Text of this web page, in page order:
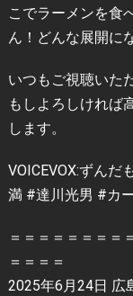
こでラーメンを食
ん！どんな展開に
いつもご視聴いた
もしよろしければ
します。
VOICEVOX:ずん
満 #達川光男 #カ
＝＝＝＝＝＝＝＝
＝＝＝＝
2025年6月24日 広